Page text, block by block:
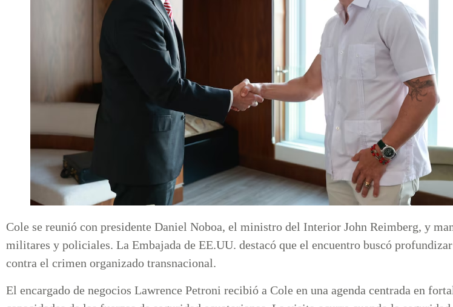
Cole se reunió con presidente Daniel Noboa, el ministro del Interior John Reimberg, y
militares y policiales. La Embajada de EE.UU. destacó que el encuentro buscó
contra el crimen organizado transnacional.
El encargado de negocios Lawrence Petroni recibió a Cole en una agenda centrada en